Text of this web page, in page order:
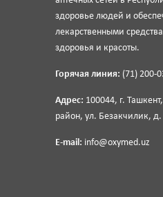
здоровье людей и
лекарственными
здоровья и красоты.
Горячая линия: (71) 200-
Адрес: 100044, г.
район, ул. Безакчилик,
E-mail: info@oxymed.uz